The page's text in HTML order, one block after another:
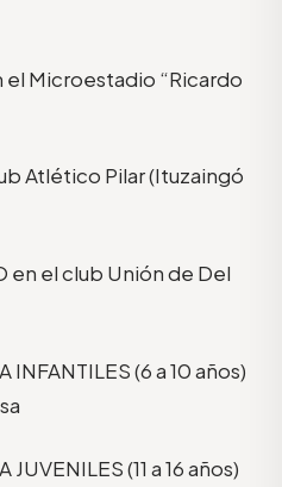
el Microestadio “Ricardo
Atlético Pilar (Ituzaingó
en el club Unión de Del
INFANTILES (6 a 10 años)
(11 a 16 años)